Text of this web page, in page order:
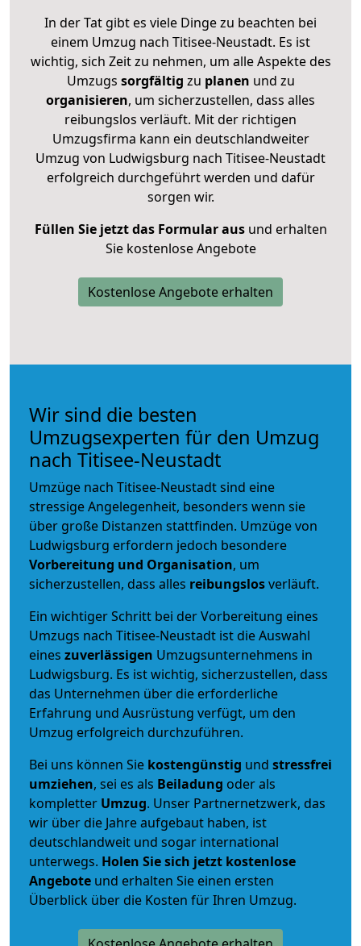
In der Tat gibt es viele Dinge zu beachten bei
einem Umzug nach Titisee-Neustadt. Es ist
wichtig, sich Zeit zu nehmen, um alle Aspekte des
Umzugs sorgfältig zu planen und zu
organisieren, um sicherzustellen, dass alles
reibungslos verläuft. Mit der richtigen
Umzugsfirma kann ein deutschlandweiter
Umzug von Ludwigsburg nach Titisee-Neustadt
erfolgreich durchgeführt werden und dafür
sorgen wir.
Füllen Sie jetzt das Formular ausund erhalten
Sie kostenlose Angebote
Kostenlose Angebote erhalten
Wir sind die besten
Umzugsexperten für den Umzug
nach Titisee-Neustadt
Umzüge nach Titisee-Neustadt sind eine
stressige Angelegenheit, besonders wenn sie
über große Distanzen stattfinden. Umzüge von
Ludwigsburg erfordern jedoch besondere
Vorbereitung und Organisation, um
sicherzustellen, dass alles reibungslosverläuft.
Ein wichtiger Schritt bei der Vorbereitung eines
Umzugs nach Titisee-Neustadt ist die Auswahl
eines zuverlässigen Umzugsunternehmens in
Ludwigsburg. Es ist wichtig, sicherzustellen, dass
das Unternehmen über die erforderliche
Erfahrung und Ausrüstung verfügt, um den
Umzug erfolgreich durchzuführen.
Bei uns können Sie kostengünstig und stressfrei
umziehen, sei es als Beiladung oder als
kompletter Umzug. Unser Partnernetzwerk, das
wir über die Jahre aufgebaut haben, ist
deutschlandweit und sogar international
unterwegs. Holen Sie sich jetzt kostenlose
Angebote und erhalten Sie einen ersten
Überblick über die Kosten für Ihren Umzug.